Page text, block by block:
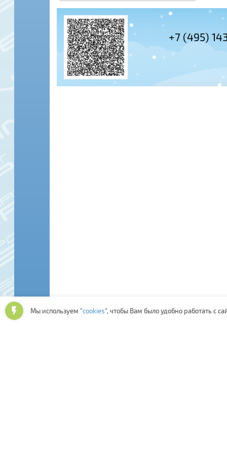
+7 (495)
Мы используем "cookies", чтобы Вам было удобно работать с